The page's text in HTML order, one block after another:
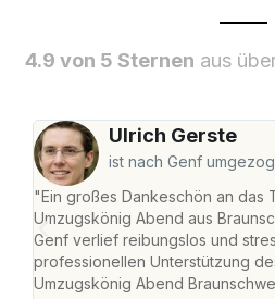
4.9 von 5 Sternen aus
Ulrich Gerste
ist nach Genf
"Ein großes Dankeschön an das
Umzugskönig Abend aus
Genf verlief reibungslos und
professionellen Unterstützung
Umzugskönig Abend